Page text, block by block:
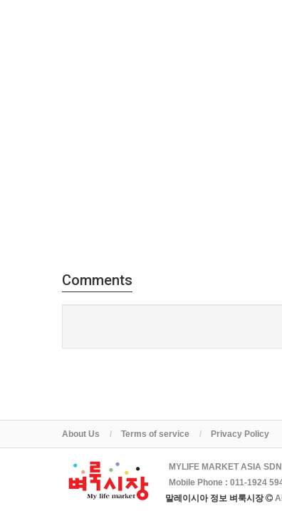
Comments
About Us Terms of service Privacy Policy
MYLIFE MARKET ASIA
Mobile Phone : 011-1924
말레이시아 정보 벼룩시장